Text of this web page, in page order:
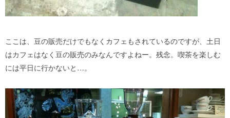
ここは、豆の販売だけでもなくカフェもされているのですが、土日
はカフェはなく豆の販売のみなんですよねー。残念。喫茶を楽しむ
には平日に行かないと…。